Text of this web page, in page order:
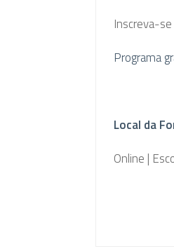
Inscreva-
Programa
Local da
Online |